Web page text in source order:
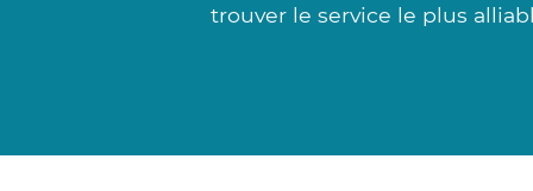
trouver le service le plus